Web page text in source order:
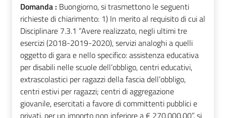
Domanda : Buongiorno, si trasmettono le seguenti
richieste di chiarimento: 1) In merito al requisito di cui al
Disciplinare 7.3.1 “Avere realizzato, negli ultimi tre
esercizi (2018-2019-2020), servizi analoghi a quelli
oggetto di gara e nello specifico: assistenza educativa
per disabili nelle scuole dell’obbligo, centri educativi,
extrascolastici per ragazzi della fascia dell’obbligo,
centri estivi per ragazzi; centri di aggregazione
giovanile, esercitati a favore di committenti pubblici e
privati, per un importo non inferiore a € 270.000,00”, si